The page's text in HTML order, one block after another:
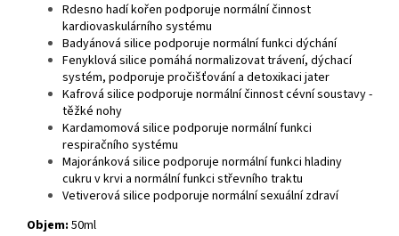
Rdesno hadí kořen podporuje normální činnost
kardiovaskulárního systému
Badyánová silice podporuje normální funkci dýchání
Fenyklová silice pomáhá normalizovat trávení, dýchací
systém, podporuje pročišťování a detoxikaci jater
Kafrová silice podporuje normální činnost cévní soustavy -
těžké nohy
Kardamomová silice podporuje normální funkci
respiračního systému
Majoránková silice podporuje normální funkci hladiny
cukru v krvi a normální funkci střevního traktu
Vetiverová silice podporuje normální sexuální zdraví
Objem: 50ml